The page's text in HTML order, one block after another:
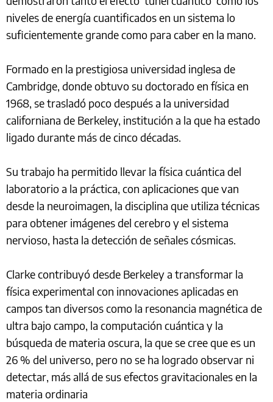
niveles de energía cuantificados en un sistema lo
suficientemente grande como para caber en la mano.
Formado en la prestigiosa universidad inglesa de
Cambridge, donde obtuvo su doctorado en física en
1968, se trasladó poco después a la universidad
californiana de Berkeley, institución a la que ha estado
ligado durante más de cinco décadas.
Su trabajo ha permitido llevar la física cuántica del
laboratorio a la práctica, con aplicaciones que van
desde la neuroimagen, la disciplina que utiliza técnicas
para obtener imágenes del cerebro y el sistema
nervioso, hasta la detección de señales cósmicas.
Clarke contribuyó desde Berkeley a transformar la
física experimental con innovaciones aplicadas en
campos tan diversos como la resonancia magnética de
ultra bajo campo, la computación cuántica y la
búsqueda de materia oscura, la que se cree que es un
26 % del universo, pero no se ha logrado observar ni
detectar, más allá de sus efectos gravitacionales en la
materia ordinaria